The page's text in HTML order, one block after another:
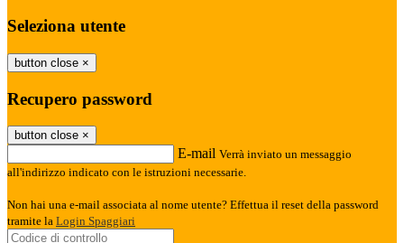
Seleziona utente
button close ×
Recupero password
button close ×
E-mail Verrà inviato un messaggio
all'indirizzo indicato con le istruzioni necessarie.
Non hai una e-mail associata al nome utente? Effettua il reset della password
tramite la Login Spaggiari